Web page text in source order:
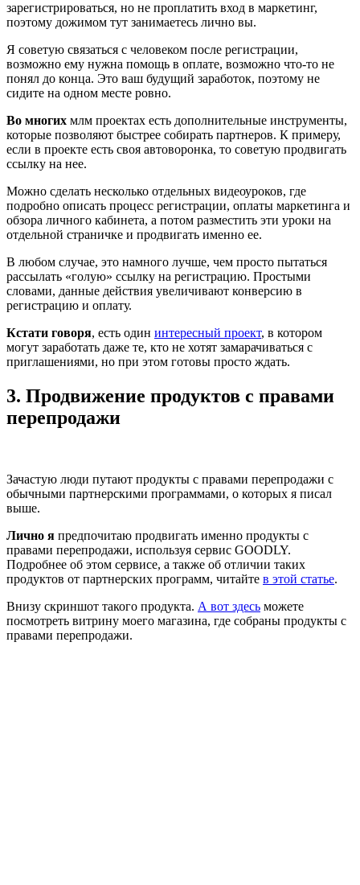
зарегистрироваться, но не проплатить вход в маркетинг,
поэтому дожимом тут занимаетесь лично вы.
Я советую связаться с человеком после регистрации,
возможно ему нужна помощь в оплате, возможно что-то не
понял до конца. Это ваш будущий заработок, поэтому не
сидите на одном месте ровно.
Во многих млм проектах есть дополнительные инструменты,
которые позволяют быстрее собирать партнеров. К примеру,
если в проекте есть своя автоворонка, то советую продвигать
ссылку на нее.
Можно сделать несколько отдельных видеоуроков, где
подробно описать процесс регистрации, оплаты маркетинга и
обзора личного кабинета, а потом разместить эти уроки на
отдельной страничке и продвигать именно ее.
В любом случае, это намного лучше, чем просто пытаться
рассылать «голую» ссылку на регистрацию. Простыми
словами, данные действия увеличивают конверсию в
регистрацию и оплату.
Кстати говоря, есть один интересный проект, в котором
могут заработать даже те, кто не хотят замарачиваться с
приглашениями, но при этом готовы просто ждать.
3. Продвижение продуктов с правами
перепродажи
Зачастую люди путают продукты с правами перепродажи с
обычными партнерскими программами, о которых я писал
выше.
Лично я предпочитаю продвигать именно продукты с
правами перепродажи, используя сервис GOODLY.
Подробнее об этом сервисе, а также об отличии таких
продуктов от партнерских программ, читайте в этой статье.
Внизу скриншот такого продукта. А вот здесь можете
посмотреть витрину моего магазина, где собраны продукты с
правами перепродажи.